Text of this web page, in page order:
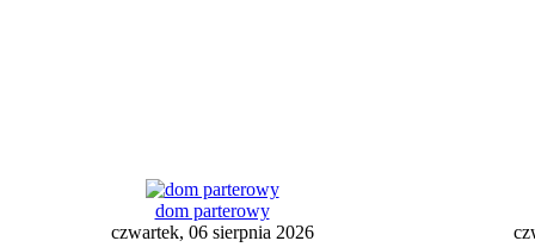
dom parterowy
czwartek, 06 sierpnia 2026